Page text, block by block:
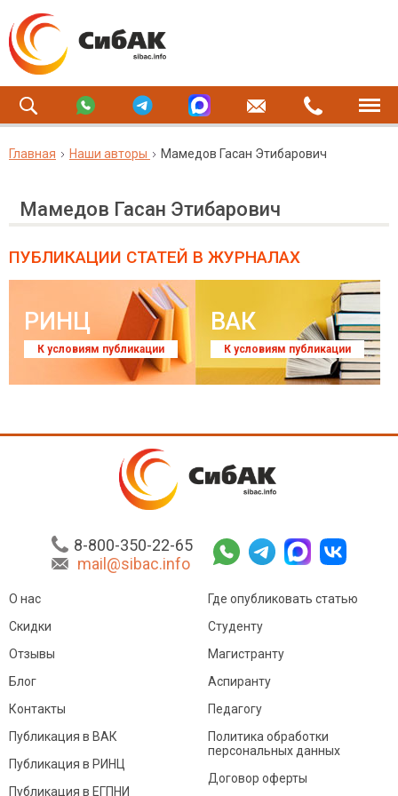
Главная Наши авторы Мамедов Гасан Этибарович
Мамедов Гасан Этибарович
ПУБЛИКАЦИИ СТАТЕЙ В ЖУРНАЛАХ
РИНЦ
К условиям публикации
ВАК
К условиям публикации
8-800-350-22-65
mail@sibac.info
О нас
Скидки
Отзывы
Блог
Контакты
Где опубликовать статью
Студенту
Магистранту
Аспиранту
Педагогу
Публикация в ВАК
Публикация в РИНЦ
Публикация в ЕГПНИ
Политика обработки
персональных данных
Договор оферты